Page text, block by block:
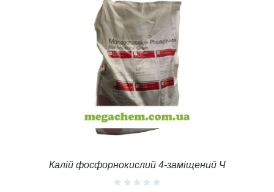
Калій фосфорнокислий 4-заміщений Ч